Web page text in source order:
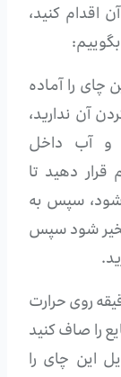
اقدام کنید،
را آماده
آن ندارید،
و آب داخل
قرار دهید تا
شود، سپس به
شود سپس
روی حرارت
را صاف کنید
این چای را